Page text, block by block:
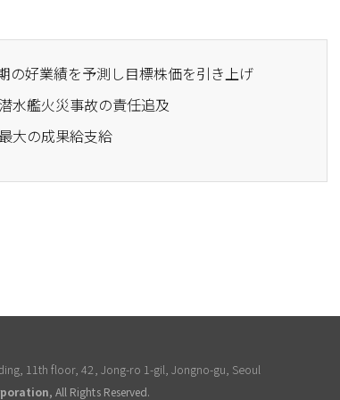
の好業績を予測し目標株価を引き上げ
水艦火災事故の責任追及
大の成果給支給
11th floor, 42, Jong-ro 1-gil, Jongno-gu, Seoul
, All Rights Reserved.